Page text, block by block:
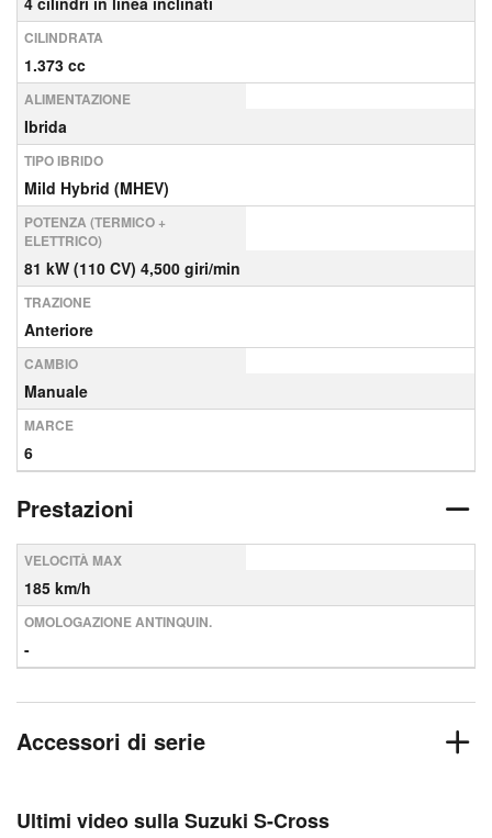
CILINDRATA
1.373 cc
ALIMENTAZIONE
Ibrida
TIPO IBRIDO
Mild Hybrid (MHEV)
POTENZA (TERMICO +
ELETTRICO)
81 kW (110 CV) 4,500 giri/min
TRAZIONE
Anteriore
CAMBIO
Manuale
MARCE
6
Prestazioni
VELOCITÀ MAX
185 km/h
OMOLOGAZIONE ANTINQUIN.
-
Accessori di serie
Ultimi video sulla Suzuki S-Cross